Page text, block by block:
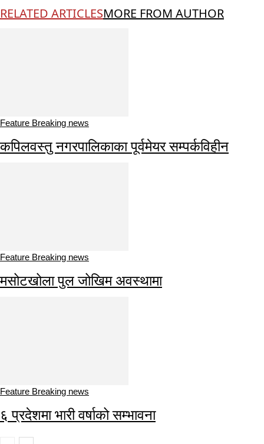
RELATED ARTICLESMORE FROM AUTHOR
Feature Breaking news
कपिलवस्तु नगरपालिकाका पूर्वमेयर सम्पर्कविहीन
Feature Breaking news
मसोटखोला पुल जोखिम अवस्थामा
Feature Breaking news
६ प्रदेशमा भारी वर्षाको सम्भावना